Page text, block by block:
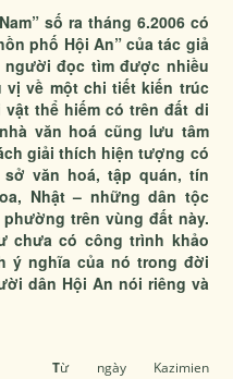
số ra tháng 6.2006 có
phố Hội An” của tác giả
người đọc tìm được nhiều
về một chi tiết kiến trúc
thể hiếm có trên đất di
văn hoá cũng lưu tâm
giải thích hiện tượng có
văn hoá, tập quán, tín
Nhật – những dân tộc
trên vùng đất này.
chưa có công trình khảo
ý nghĩa của nó trong đời
dân Hội An nói riêng và
Từ ngày Kazimien